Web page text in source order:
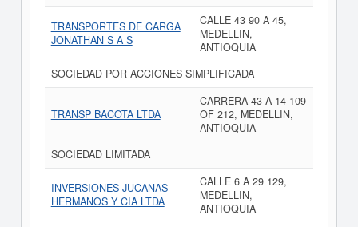
TRANSPORTES DE CARGA
JONATHAN S A S
CALLE 43 90 A 45,
MEDELLIN,
ANTIOQUIA
SOCIEDAD POR ACCIONES SIMPLIFICADA
TRANSP BACOTA LTDA
CARRERA 43 A 14 109
OF 212, MEDELLIN,
ANTIOQUIA
SOCIEDAD LIMITADA
INVERSIONES JUCANAS
HERMANOS Y CIA LTDA
CALLE 6 A 29 129,
MEDELLIN,
ANTIOQUIA